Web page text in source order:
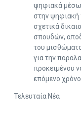
ψηφιακά μέσω
στην ψηφιακή
σχετικά
σπουδών,
του
για την
προκειμένου
επόμενο
Τελευταία Νέα